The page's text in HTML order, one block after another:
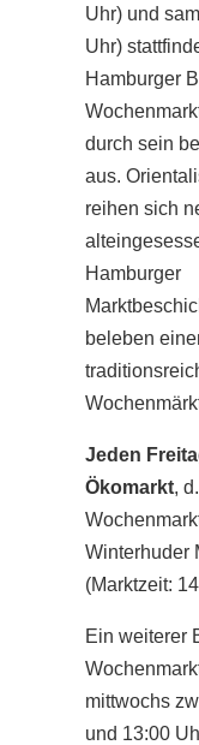
Uhr) und
Uhr)
Hamburger
durch sein
aus.
reihen sich
Hamburger
beleben
Jeden
Ökomarkt,
Winterhuder
(Marktzeit:
Ein weiterer
mittwochs
und 13:00